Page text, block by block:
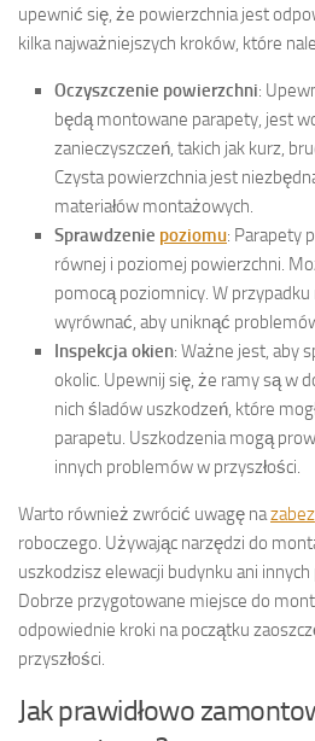
upewnić się, że powierzchnia jest
kilka najważniejszych kroków, które
Oczyszczenie powierzchni:
będą montowane parapety, jest
zanieczyszczeń, takich jak kurz,
Czysta powierzchnia jest
materiałów montażowych.
Sprawdzenie poziomu: Parapety
równej i poziomej powierzchni.
pomocą poziomnicy. W
wyrównać, aby uniknąć
Inspekcja okien: Ważne jest, aby
okolic. Upewnij się, że ramy są w
nich śladów uszkodzeń, które
parapetu. Uszkodzenia mogą
innych problemów w przyszłości.
Warto również zwrócić uwagę na
roboczego. Używając narzędzi do
uszkodzisz elewacji budynku ani
Dobrze przygotowane miejsce do
odpowiednie kroki na początku
przyszłości.
Jak prawidłowo